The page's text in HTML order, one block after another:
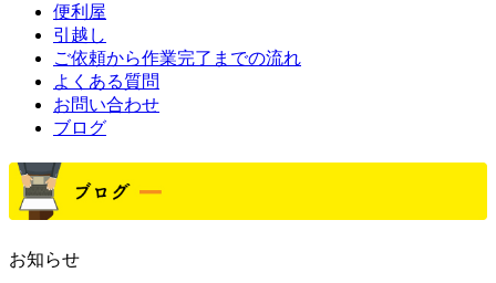
便利屋
引越し
ご依頼から作業完了までの流れ
よくある質問
お問い合わせ
ブログ
お知らせ